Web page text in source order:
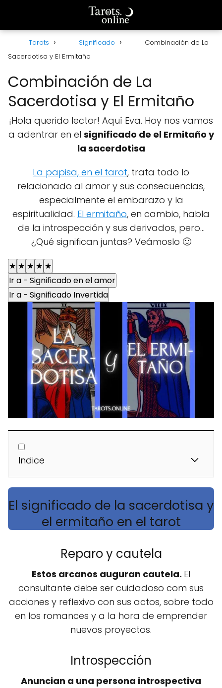
Tarots Significado
Combinación de La
Sacerdotisa y El Ermitaño
Combinación de La
Sacerdotisa y El Ermitaño
¡Hola querido lector! Aquí Eva. Hoy nos vamos
a adentrar en el significado de el Ermitaño y
la sacerdotisa
La papisa, en el tarot, trata todo lo
relacionado al amor y sus consecuencias,
especialmente el embarazo y la
espiritualidad. El ermitaño, en cambio, habla
de la introspección y sus derivados, pero...
¿Qué significan juntas? Veámoslo 🙂
★ ★ ★ ★ ★
Ir a - Significado en el amor
Ir a - Significado Invertida
Indice
El significado de la sacerdotisa y
el ermitaño en el tarot
Reparo y cautela
Estos arcanos auguran cautela. El
consultante debe ser cuidadoso com sus
acciones y reflexivo con sus actos, sobre todo
en los romances y a la hora de emprender
nuevos proyectos.
Introspección
Anuncian a una persona introspectiva